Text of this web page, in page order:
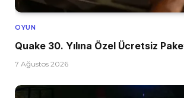
OYUN
Quake 30. Yılına Özel Ücretsiz
7 Ağustos 2026